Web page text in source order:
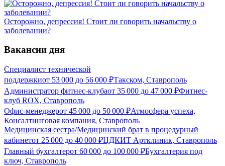
Осторожно, депрессия! Стоит ли говорить начальству о
заболевании?
Вакансии дня
Специалист технической
поддержкиот 53 000 до 56 000 ₽Такском, Ставрополь
Администратор фитнес-клубаот 35 000 до 47 000 ₽Фитнес-
клуб ROX, Ставрополь
Офис-менеджерот 45 000 до 50 000 ₽Атмосфера успеха,
Консалтинговая компания, Ставрополь
Медицинская сестра/Медицинский брат в процедурный
кабинетот 25 000 до 40 000 ₽ЦДКИТ Артклиник, Ставрополь
Главный бухгалтерот 60 000 до 100 000 ₽Бухгалтерия под
ключ, Ставрополь